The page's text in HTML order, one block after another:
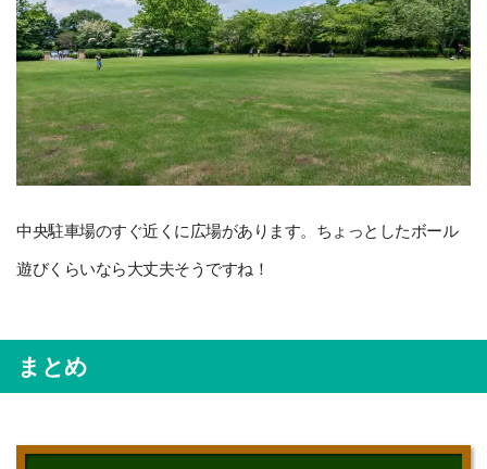
中央駐車場のすぐ近くに広場があります。ちょっとしたボール
遊びくらいなら大丈夫そうですね！
まとめ